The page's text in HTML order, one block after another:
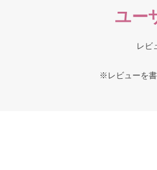
ユー
レビ
※レビューを